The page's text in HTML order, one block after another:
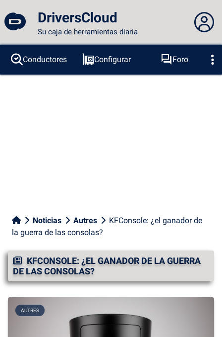
DriversCloud
Su caja de herramientas diaria
No estás conectado...
Acceder al sitio
Conductores Configurar
Foro
Sondas
BSOD Herramientas
Noticias Autres
KFConsole: ¿el ganador de
la guerra de las consolas?
KFCONSOLE: ¿EL GANADOR DE LA GUERRA
DE LAS CONSOLAS?
AUTRES